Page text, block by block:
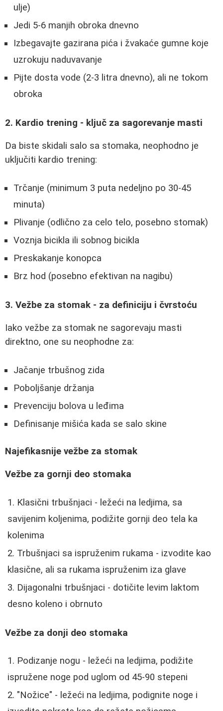
ulje)
Jedi 5-6 manjih obroka dnevno
Izbegavajte gazirana pića i žvakaće gumne koje
uzrokuju naduvavanje
Pijte dosta vode (2-3 litra dnevno), ali ne tokom
obroka
2. Kardio trening - ključ za sagorevanje masti
Da biste skidali salo sa stomaka, neophodno je
uključiti kardio trening:
Trčanje (minimum 3 puta nedeljno po 30-45
minuta)
Plivanje (odlično za celo telo, posebno stomak)
Voznja bicikla ili sobnog bicikla
Preskakanje konopca
Brz hod (posebno efektivan na nagibu)
3. Vežbe za stomak - za definiciju i čvrstoću
Iako vežbe za stomak ne sagorevaju masti
direktno, one su neophodne za:
Jačanje trbušnog zida
Poboljšanje držanja
Prevenciju bolova u leđima
Definisanje mišića kada se salo skine
Najefikasnije vežbe za stomak
Vežbe za gornji deo stomaka
Klasični trbušnjaci - ležeći na ledjima, sa
savijenim koljenima, podižite gornji deo tela ka
kolenima
Trbušnjaci sa ispruženim rukama - izvodite kao
klasične, ali sa rukama ispruženim iza glave
Dijagonalni trbušnjaci - dotičite levim laktom
desno koleno i obrnuto
Vežbe za donji deo stomaka
Podizanje nogu - ležeći na ledjima, podižite
ispružene noge pod uglom od 45-90 stepeni
"Nožice" - ležeći na ledjima, podignite noge i